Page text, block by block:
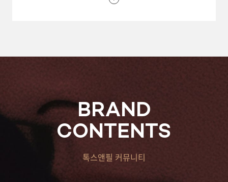
BRAND
CONTENTS
톡스앤필 커뮤니티